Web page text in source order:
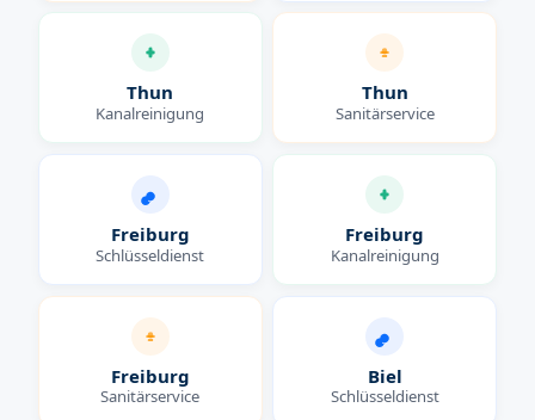
Thun
Kanalreinigung
Thun
Sanitärservice
Freiburg
Schlüsseldienst
Freiburg
Kanalreinigung
Freiburg
Sanitärservice
Biel
Schlüsseldienst